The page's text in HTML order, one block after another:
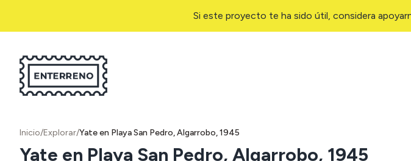
Si este proyecto te ha sido útil, considera
Inicio/Explorar/Yate en Playa San Pedro, Algarrobo, 1945
Yate en Playa San Pedro, Algarrobo, 1945